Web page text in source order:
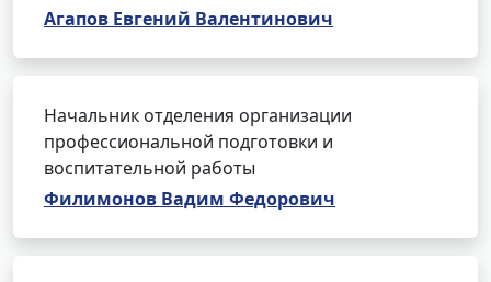
Агапов Евгений Валентинович
Начальник отделения организации
профессиональной подготовки и
воспитательной работы
Филимонов Вадим Федорович